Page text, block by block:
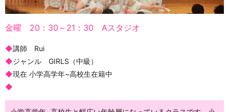
金曜 20：30～21：30 Aスタジオ
◆講師 Rui
◆ジャンル GIRLS（中級）
◆現在 小学高学年~高校生在籍中
◆